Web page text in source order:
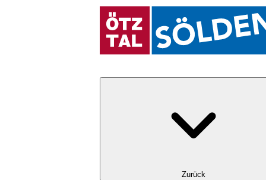
Zurück